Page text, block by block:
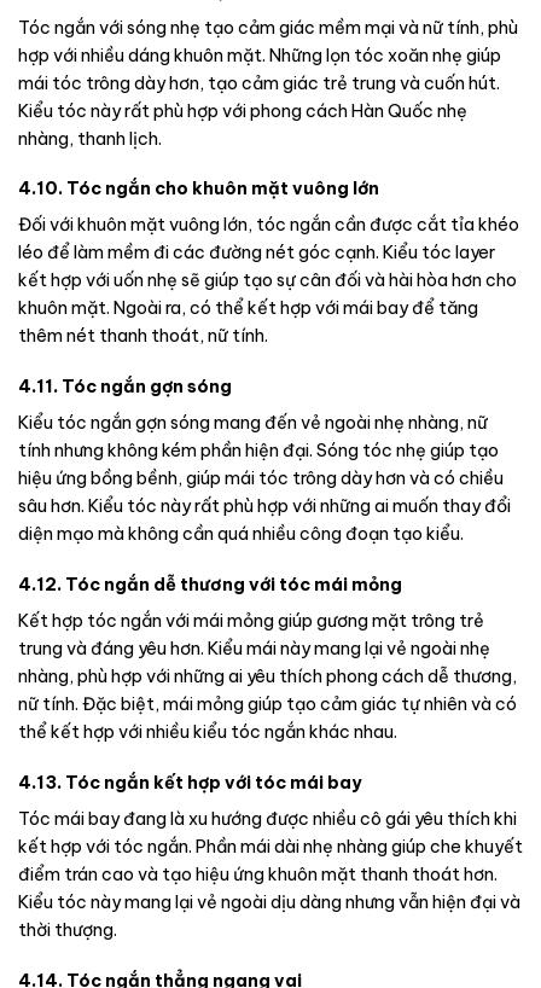
Tóc ngắn với sóng nhẹ tạo cảm giác mềm mại và nữ tính, phù
hợp với nhiều dáng khuôn mặt. Những lọn tóc xoăn nhẹ giúp
mái tóc trông dày hơn, tạo cảm giác trẻ trung và cuốn hút.
Kiểu tóc này rất phù hợp với phong cách Hàn Quốc nhẹ
nhàng, thanh lịch.
4.10. Tóc ngắn cho khuôn mặt vuông lớn
Đối với khuôn mặt vuông lớn, tóc ngắn cần được cắt tỉa khéo
léo để làm mềm đi các đường nét góc cạnh. Kiểu tóc layer
kết hợp với uốn nhẹ sẽ giúp tạo sự cân đối và hài hòa hơn cho
khuôn mặt. Ngoài ra, có thể kết hợp với mái bay để tăng
thêm nét thanh thoát, nữ tính.
4.11. Tóc ngắn gợn sóng
Kiểu tóc ngắn gợn sóng mang đến vẻ ngoài nhẹ nhàng, nữ
tính nhưng không kém phần hiện đại. Sóng tóc nhẹ giúp tạo
hiệu ứng bồng bềnh, giúp mái tóc trông dày hơn và có chiều
sâu hơn. Kiểu tóc này rất phù hợp với những ai muốn thay đổi
diện mạo mà không cần quá nhiều công đoạn tạo kiểu.
4.12. Tóc ngắn dễ thương với tóc mái mỏng
Kết hợp tóc ngắn với mái mỏng giúp gương mặt trông trẻ
trung và đáng yêu hơn. Kiểu mái này mang lại vẻ ngoài nhẹ
nhàng, phù hợp với những ai yêu thích phong cách dễ thương,
nữ tính. Đặc biệt, mái mỏng giúp tạo cảm giác tự nhiên và có
thể kết hợp với nhiều kiểu tóc ngắn khác nhau.
4.13. Tóc ngắn kết hợp với tóc mái bay
Tóc mái bay đang là xu hướng được nhiều cô gái yêu thích khi
kết hợp với tóc ngắn. Phần mái dài nhẹ nhàng giúp che khuyết
điểm trán cao và tạo hiệu ứng khuôn mặt thanh thoát hơn.
Kiểu tóc này mang lại vẻ ngoài dịu dàng nhưng vẫn hiện đại và
thời thượng.
4.14. Tóc ngắn thẳng ngang vai